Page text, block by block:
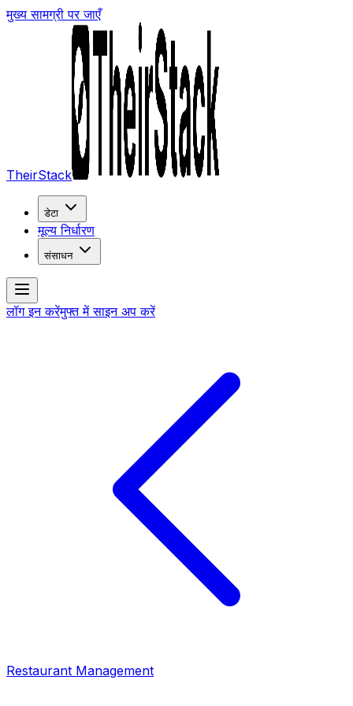
मुख्य सामग्री पर जाएँ
TheirStack
डेटा
मूल्य निर्धारण
संसाधन
लॉग इन करेंमुफ्त में साइन अप करें
Restaurant Management